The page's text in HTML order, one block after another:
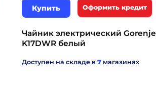
Купить Оформить кредит
Чайник электрический Gorenje
K17DWR белый
Доступен на складе в 7 магазинах